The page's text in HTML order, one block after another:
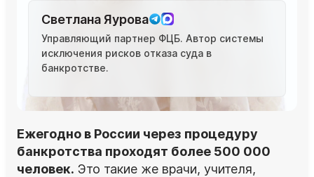
Светлана Яурова
Управляющий партнер ФЦБ. Автор системы
исключения рисков отказа суда в
банкротстве.
Ежегодно в России через процедуру
банкротства проходят более 500 000
человек. Это такие же врачи, учителя,